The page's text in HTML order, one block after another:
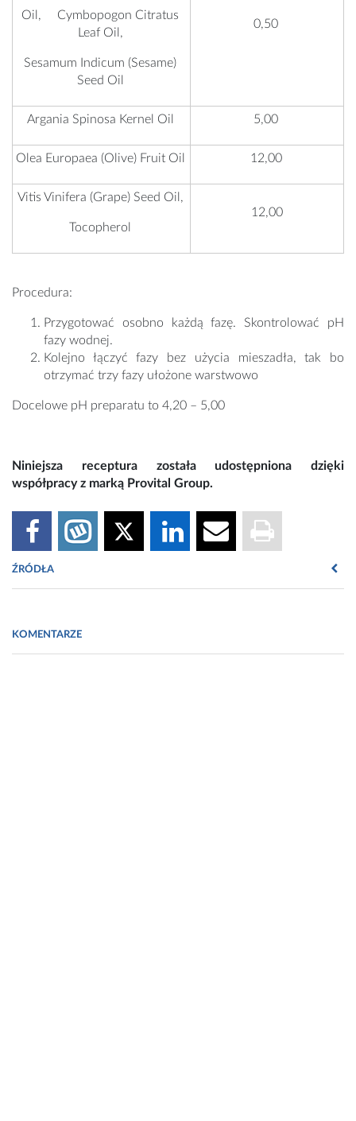
Oil, Cymbopogon Citratus
Leaf Oil,
Sesamum Indicum (Sesame)
Seed Oil
0,50
Argania Spinosa Kernel Oil 5,00
Olea Europaea (Olive) Fruit Oil 12,00
Vitis Vinifera (Grape) Seed Oil,
Tocopherol
12,00
Procedura:
Przygotować osobno każdą fazę. Skontrolować pH
fazy wodnej.
Kolejno łączyć fazy bez użycia mieszadła, tak bo
otrzymać trzy fazy ułożone warstwowo
Docelowe pH preparatu to 4,20 – 5,00
Niniejsza receptura została udostępniona dzięki
współpracy z marką Provital Group.
ŹRÓDŁA
KOMENTARZE